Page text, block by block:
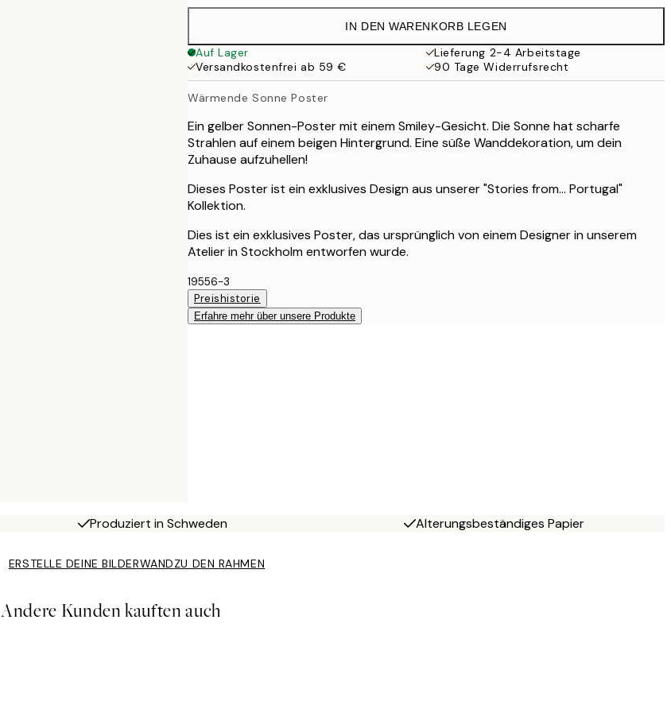
13 €
19,95 €
40x50 cm
27,45 €
IN DEN WARENKORB LEGEN
Auf Lager
Lieferung 2-4 Arbeitstage
Versandkostenfrei ab 59 €
90 Tage Widerrufsrecht
Wärmende Sonne Poster
Ein gelber Sonnen-Poster mit einem Smiley-Gesicht. Die Sonne hat scharfe
Strahlen auf einem beigen Hintergrund. Eine süße Wanddekoration, um dein
Zuhause aufzuhellen!
Dieses Poster ist ein exklusives Design aus unserer "Stories from... Portugal"
Kollektion.
Dies ist ein exklusives Poster, das ursprünglich von einem Designer in unserem
Atelier in Stockholm entworfen wurde.
19556-3
Preishistorie
Erfahre mehr über unsere Produkte
Produziert in Schweden Alterungsbeständiges Papier
ERSTELLE DEINE BILDERWANDZU DEN RAHMEN
Andere Kunden kauften auch